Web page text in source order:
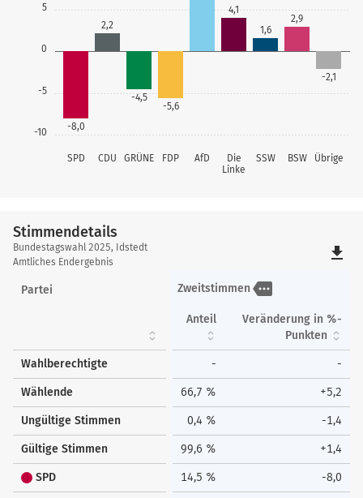
-10
-5
0
5
SPD CDU GRÜNE FDP AfD
Die
Linke
SSW BSW Übrige
-8,0
2,2
-4,5
-5,6
4,1
1,6
2,9
-2,1
Stimmendetails
Stimmendetails
Bundestagswahl 2025, Idstedt
Amtliches Endergebnis
file_download
Partei Zweitstimmen more
Anteil
Veränderung in %-
Punkten
Wahlberechtigte - -
Wählende 66,7 % +5,2
Ungültige Stimmen 0,4 % -1,4
Gültige Stimmen 99,6 % +1,4
SPD 14,5 % -8,0